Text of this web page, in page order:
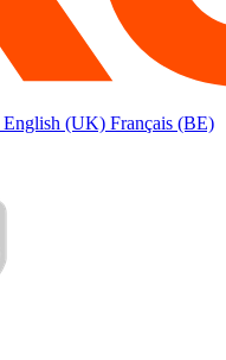
English (UK) Français (BE)